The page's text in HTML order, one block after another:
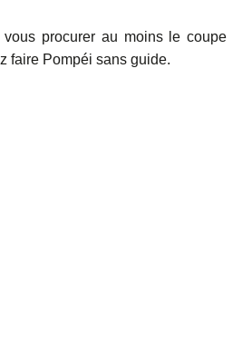
vous procurer au moins le coupe
faire Pompéi sans guide.